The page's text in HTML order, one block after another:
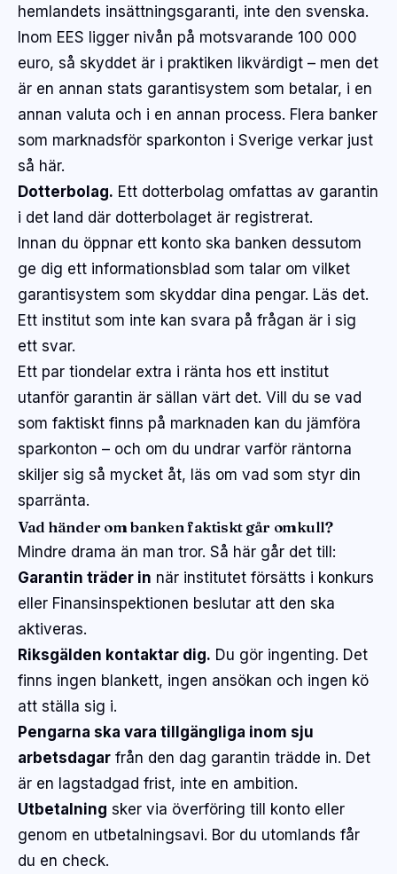
hemlandets insättningsgaranti, inte den svenska.
Inom EES ligger nivån på motsvarande 100 000
euro, så skyddet är i praktiken likvärdigt – men det
är en annan stats garantisystem som betalar, i en
annan valuta och i en annan process. Flera banker
som marknadsför sparkonton i Sverige verkar just
så här.
Dotterbolag. Ett dotterbolag omfattas av garantin
i det land där dotterbolaget är registrerat.
Innan du öppnar ett konto ska banken dessutom
ge dig ett informationsblad som talar om vilket
garantisystem som skyddar dina pengar. Läs det.
Ett institut som inte kan svara på frågan är i sig
ett svar.
Ett par tiondelar extra i ränta hos ett institut
utanför garantin är sällan värt det. Vill du se vad
som faktiskt finns på marknaden kan du jämföra
sparkonton – och om du undrar varför räntorna
skiljer sig så mycket åt, läs om vad som styr din
sparränta.
Vad händer om banken faktiskt går omkull?
Mindre drama än man tror. Så här går det till:
Garantin träder in när institutet försätts i konkurs
eller Finansinspektionen beslutar att den ska
aktiveras.
Riksgälden kontaktar dig. Du gör ingenting. Det
finns ingen blankett, ingen ansökan och ingen kö
att ställa sig i.
Pengarna ska vara tillgängliga inom sju
arbetsdagar från den dag garantin trädde in. Det
är en lagstadgad frist, inte en ambition.
Utbetalning sker via överföring till konto eller
genom en utbetalningsavi. Bor du utomlands får
du en check.